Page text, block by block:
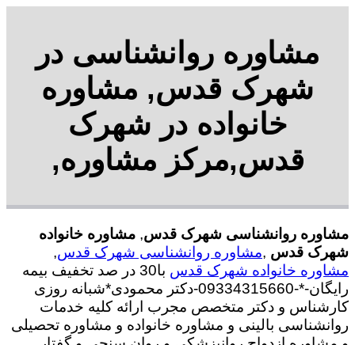
مشاوره روانشناسی در
شهرک قدس, مشاوره
خانواده در شهرک
قدس,مرکز مشاوره,
مشاوره روانشناسی شهرک قدس, مشاوره خانواده
شهرک قدس ,مشاوره روانشناسی شهرک قدس,
مشاوره خانواده شهرک قدس
با30 در صد تخفیف بیمه
رایگان-*-09334315660-دکتر محمودی*شبانه روزی
کارشناس و دکتر متخصص مجرب ارائه کلیه خدمات
روانشناسی بالینی و مشاوره خانواده و مشاوره تحصیلی